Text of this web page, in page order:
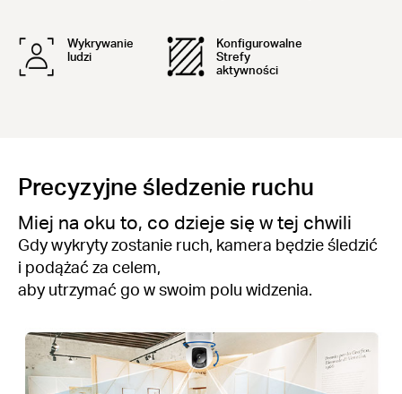
Wykrywanie
ludzi
Konfigurowalne
Strefy
aktywności
Precyzyjne śledzenie ruchu
Miej na oku to, co dzieje się w tej chwili
Gdy wykryty zostanie ruch, kamera będzie śledzić
i podążać za celem,
aby utrzymać go w swoim polu widzenia.